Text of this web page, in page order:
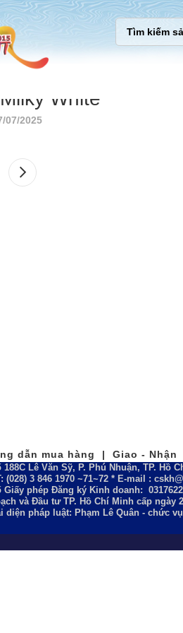
White
07/2025
dẫn mua hàng | Giao -
188C Lê Văn Sỹ, P. Phú Nhuận, TP. Hồ
(028) 3 846 1970 ~71~72 * E-mail :
Giấy phép Đăng ký Kinh doanh:
và Đầu tư TP. Hồ Chí Minh cấp ngày
diện pháp luật: Phạm Lê Quân - chức